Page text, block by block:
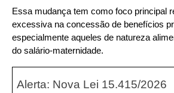
Essa mudança tem como foco principal
excessiva na concessão de benefícios
especialmente aqueles de natureza
do salário-maternidade.
Alerta: Nova Lei 15.415/2026